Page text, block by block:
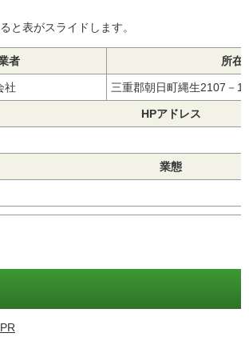
と表がスライドします。
者 所在
社 三重郡朝日町縄生2107
HPアドレス
業態